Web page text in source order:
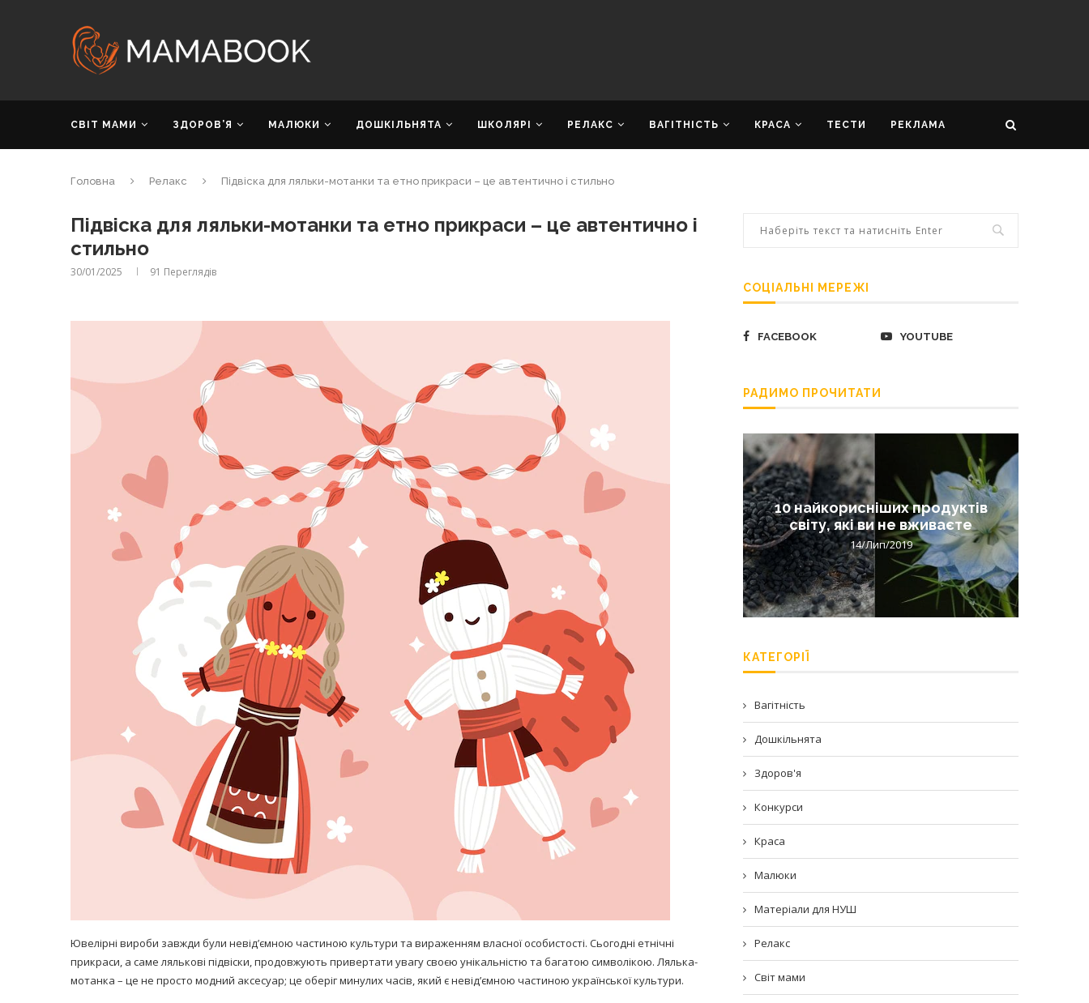
СВІТ МАМИ ЗДОРОВ’Я МАЛЮКИ ДОШКІЛЬНЯТА ШКОЛЯРІ РЕЛАКС ВАГІТНІСТЬ КРАСА ТЕСТИ РЕКЛАМА
Головна Релакс Підвіска для ляльки-мотанки та етно прикраси – це автентично і стильно
Підвіска для ляльки-мотанки та етно прикраси – це автентично і
стильно
30/01/2025 91 Переглядів
Ювелірні вироби завжди були невід’ємною частиною культури та вираженням власної особистості. Сьогодні етнічні
прикраси, а саме лялькові підвіски, продовжують привертати увагу своєю унікальністю та багатою символікою. Лялька-
мотанка – це не просто модний аксесуар; це оберіг минулих часів, який є невід’ємною частиною української культури.
СОЦІАЛЬНІ МЕРЕЖІ
FACEBOOK YOUTUBE
РАДИМО ПРОЧИТАТИ
принимать
никакого кипятка
Лікарі назвали симптоми
коронавірусу в дітей
14/Бер/2020
Попробуйте рецепт
легендарного супа доктора
Моро, который без...
08/Січ/2021
10 найкорисніших продуктів
світу, які ви не вживаєте
14/Лип/2019
КАТЕГОРІЇ
Вагітність
Дошкільнята
Здоров'я
Конкурси
Краса
Малюки
Матеріали для НУШ
Релакс
Світ мами